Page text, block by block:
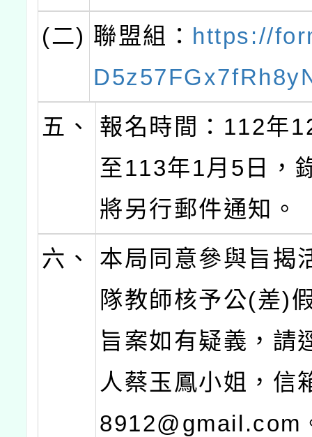
(二) 聯盟組： https://
五、
報名時間：112年
至113年1月5日，
將另行郵件通知。
六、
本局同意參與旨揭
隊教師核予公(差)
旨案如有疑義，請
人蔡玉鳳小姐，信
8912@gmail.com